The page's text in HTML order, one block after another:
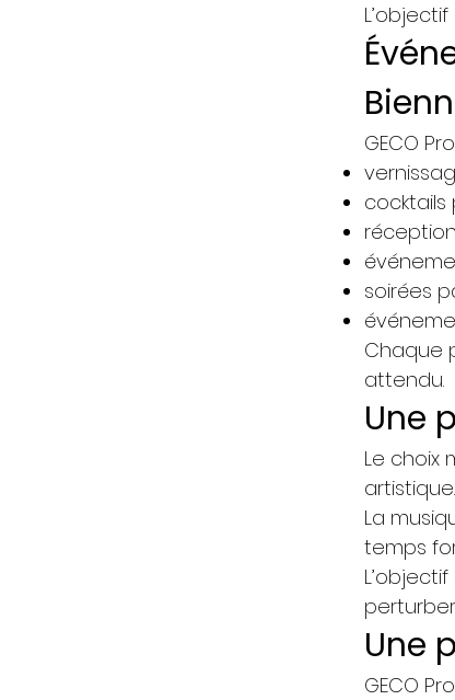
GECO
cocktails
soirées
Chaque
attendu.
Une
Le choix
artistique.
La
temps
Une
GECO